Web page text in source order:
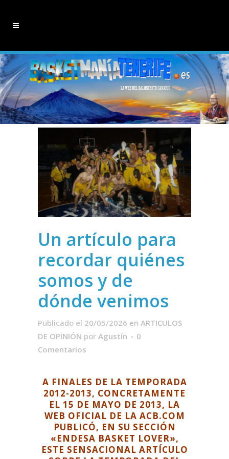
Un artículo para
recordar quiénes
somos y de
dónde venimos
Publicado el 20/05/2026 en ARTICULOS
DE OPINIÓN por Agustín
0
Comentarios
A FINALES DE LA TEMPORADA
2012-2013, CONCRETAMENTE
EL 15 DE MAYO DE 2013, LA
WEB OFICIAL DE LA ACB.COM
PUBLICÓ, EN SU SECCIÓN
«ENDESA BASKET LOVER»,
ESTE SENSACIONAL ARTÍCULO